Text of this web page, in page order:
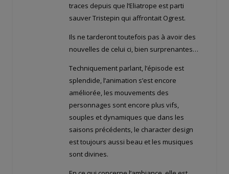
traces depuis que l’Eliatrope est parti
sauver Tristepin qui affrontait Ogrest.
Ils ne tarderont toutefois pas à avoir des
nouvelles de celui ci, bien surprenantes…
Techniquement parlant, l’épisode est
splendide, l’animation s’est encore
améliorée, les mouvements des
personnages sont encore plus vifs,
souples et dynamiques que dans les
saisons précédents, le character design
est toujours aussi beau et les musiques
sont divines.